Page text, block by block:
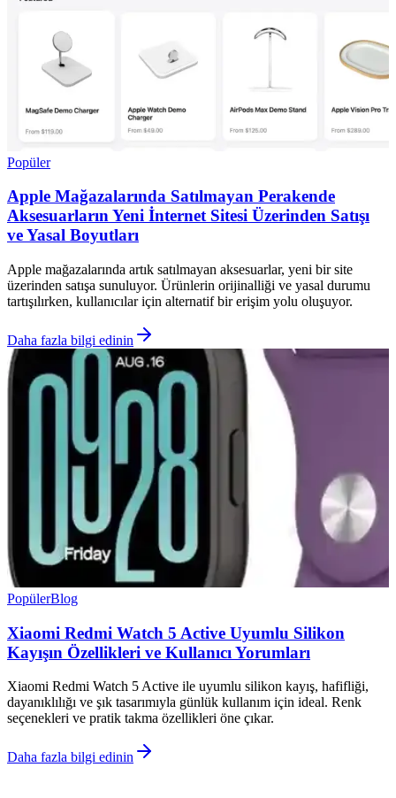
Popüler
Apple Mağazalarında Satılmayan Perakende
Aksesuarların Yeni İnternet Sitesi Üzerinden Satışı
ve Yasal Boyutları
Apple mağazalarında artık satılmayan aksesuarlar, yeni bir site
üzerinden satışa sunuluyor. Ürünlerin orijinalliği ve yasal durumu
tartışılırken, kullanıcılar için alternatif bir erişim yolu oluşuyor.
Daha fazla bilgi edinin
PopülerBlog
Xiaomi Redmi Watch 5 Active Uyumlu Silikon
Kayışın Özellikleri ve Kullanıcı Yorumları
Xiaomi Redmi Watch 5 Active ile uyumlu silikon kayış, hafifliği,
dayanıklılığı ve şık tasarımıyla günlük kullanım için ideal. Renk
seçenekleri ve pratik takma özellikleri öne çıkar.
Daha fazla bilgi edinin